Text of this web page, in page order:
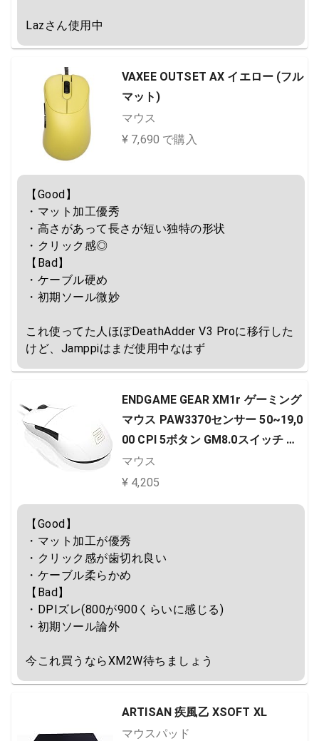
Lazさん使用中
VAXEE OUTSET AX イエロー (フル
マット)
マウス
¥ 7,690 で購入
【Good】
・マット加工優秀
・高さがあって長さが短い独特の形状
・クリック感◎
【Bad】
・ケーブル硬め
・初期ソール微妙
これ使ってた人ほぼDeathAdder V3 Proに移行した
けど、Jamppiはまだ使用中なはず
ENDGAME GEAR XM1r ゲーミング
マウス PAW3370センサー 50~19,0
00 CPI 5ボタン GM8.0スイッチ ホ
ワイト EGG-XM1R-WHT
マウス
¥ 4,205
【Good】
・マット加工が優秀
・クリック感が歯切れ良い
・ケーブル柔らかめ
【Bad】
・DPIズレ(800が900くらいに感じる)
・初期ソール論外
今これ買うならXM2W待ちましょう
ARTISAN 疾風乙 XSOFT XL
マウスパッド